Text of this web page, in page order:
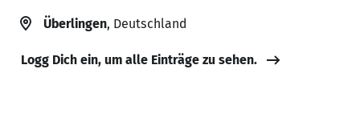
Überlingen, Deutschland
Logg Dich ein, um alle Einträge zu sehen.